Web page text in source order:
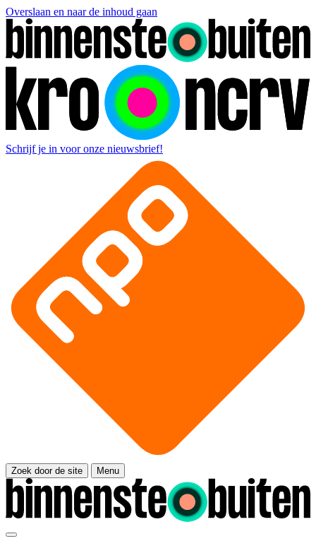
Overslaan en naar de inhoud gaan
Schrijf je in voor onze nieuwsbrief!
Zoek door de site Menu